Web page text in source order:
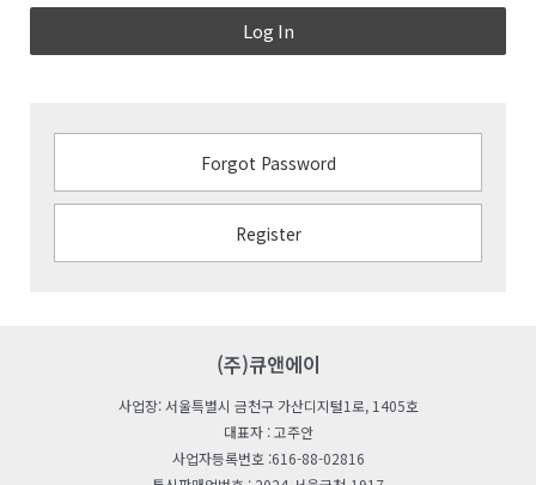
Log In
Forgot Password
Register
(주)큐앤에이
사업장: 서울특별시 금천구 가산디지털1로, 1405호
대표자 : 고주안
사업자등록번호 :616-88-02816